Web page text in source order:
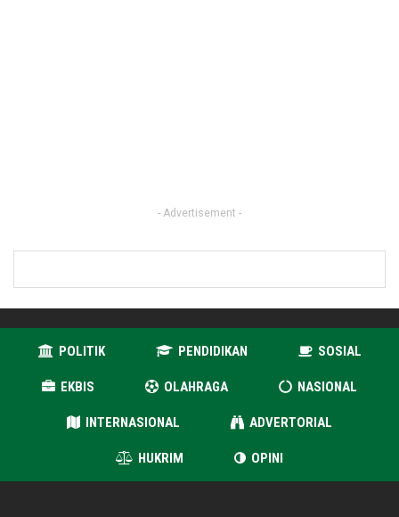
- Advertisement -
POLITIK PENDIDIKAN SOSIAL
EKBIS OLAHRAGA NASIONAL
INTERNASIONAL ADVERTORIAL
HUKRIM OPINI